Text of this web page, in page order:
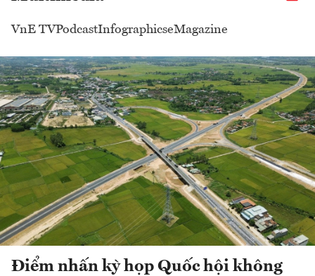
VnE TVPodcastInfographicseMagazine
Điểm nhấn kỳ họp Quốc hội không